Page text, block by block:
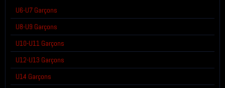
U6-U7 Garçons
U8-U9 Garçons
U10-U11 Garçons
U12-U13 Garçons
U14 Garçons